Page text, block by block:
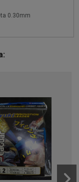
0.30mm